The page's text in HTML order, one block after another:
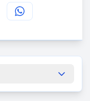
op
deze pagina op
Deel deze pagina